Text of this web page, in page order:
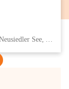
Eisenstädter Straße 18, 7091 Breitenbrunn am Neusiedler See, AUT